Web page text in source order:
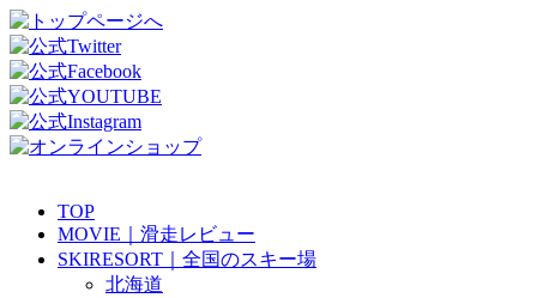
TOP
MOVIE｜滑走レビュー
SKIRESORT｜全国のスキー場
北海道